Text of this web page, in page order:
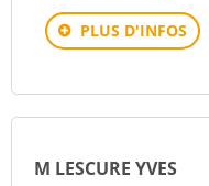
PLUS D'INFOS
M LESCURE YVES